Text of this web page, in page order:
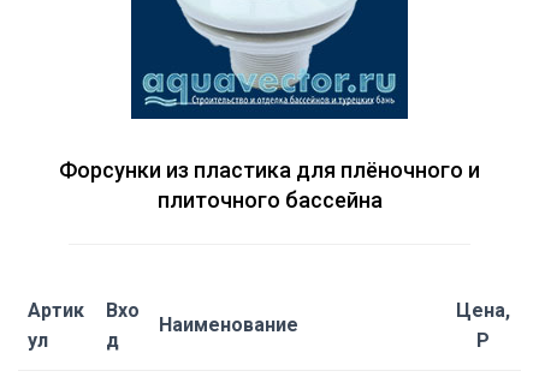
Форсунки из пластика для плёночного и
плиточного бассейна
Артик
ул
Вхо
д
Наименование
Цена,
Р